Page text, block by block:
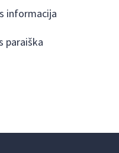
informacija
paraiška